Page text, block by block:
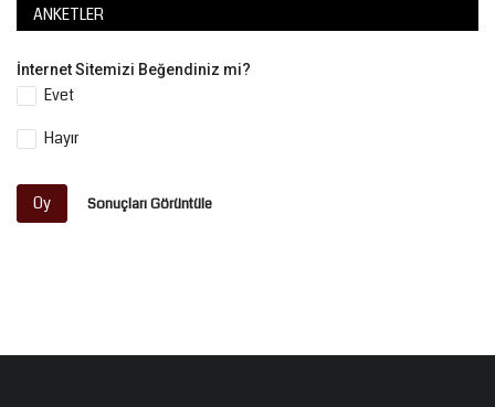
ANKETLER
İnternet Sitemizi Beğendiniz mi?
Evet
Hayır
Oy Sonuçları Görüntüle